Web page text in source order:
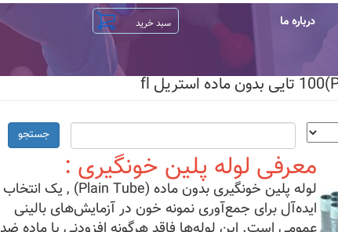
درباره ما
جستجو
معرفی لوله پلین خونگیری :
لوله پلین خونگیری بدون ماده (Plain Tube) , یک انتخاب
ایده‌آل برای جمع‌آوری نمونه خون در آزمایش‌های بالینی